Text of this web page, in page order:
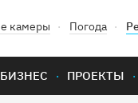
камеры Погода
БИЗНЕС ПРОЕКТЫ